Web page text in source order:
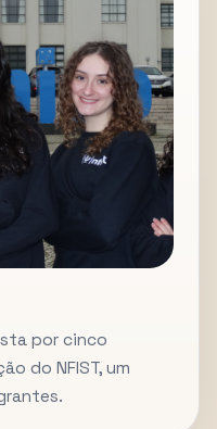
por cinco
do NFIST, um